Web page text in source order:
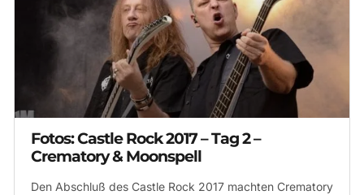
Fotos: Castle Rock 2017 – Tag 2 –
Crematory & Moonspell
Den Abschluß des Castle Rock 2017 machten Crematory